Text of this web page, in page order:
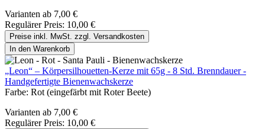
Varianten ab 7,00 €
Regulärer Preis: 10,00 €
Preise inkl. MwSt. zzgl. Versandkosten
In den Warenkorb
„Leon“ – Körpersilhouetten-Kerze mit 65g - 8 Std. Brenndauer -
Handgefertigte Bienenwachskerze
Farbe: Rot (eingefärbt mit Roter Beete)
Varianten ab 7,00 €
Regulärer Preis: 10,00 €